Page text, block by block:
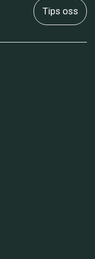
Tips oss